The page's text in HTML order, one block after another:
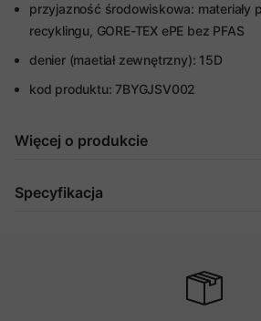
przyjazność środowiskowa: materiały
recyklingu, GORE-TEX ePE bez PFAS
denier (maetiał zewnętrzny): 15D
kod produktu: 7BYGJSV002
Więcej o produkcie
Specyfikacja